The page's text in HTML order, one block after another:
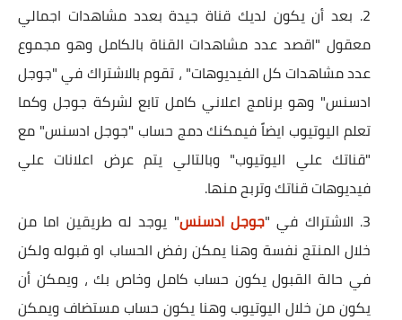
بعد أن يكون لديك قناة جيدة بعدد مشاهدات اجمالي
معقول "اقصد عدد مشاهدات القناة بالكامل وهو مجموع
عدد مشاهدات كل الفيديوهات" ، تقوم بالاشتراك في "جوجل
ادسنس" وهو برنامج اعلاني كامل تابع لشركة جوجل وكما
تعلم اليوتيوب ايضاً فيمكنك دمج حساب "جوجل ادسنس" مع
"قناتك علي اليوتيوب" وبالتالي يتم عرض اعلانات علي
فيديوهات قناتك وتربح منها.
الاشتراك في "جوجل ادسنس" يوجد له طريقين اما من
خلال المنتج نفسة وهنا يمكن رفض الحساب او قبوله ولكن
في حالة القبول يكون حساب كامل وخاص بك ، ويمكن أن
يكون من خلال اليوتيوب وهنا يكون حساب مستضاف ويمكن